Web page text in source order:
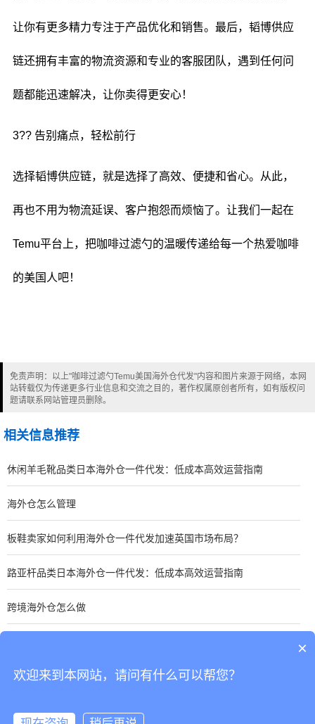
让你有更多精力专注于产品优化和销售。最后，韬博供应
链还拥有丰富的物流资源和专业的客服团队，遇到任何问
题都能迅速解决，让你卖得更安心！
3?? 告别痛点，轻松前行
选择韬博供应链，就是选择了高效、便捷和省心。从此，
再也不用为物流延误、客户抱怨而烦恼了。让我们一起在
Temu平台上，把咖啡过滤勺的温暖传递给每一个热爱咖啡
的美国人吧！
免责声明：以上"咖啡过滤勺Temu美国海外仓代发"内容和图片来源于网络，本网
站转载仅为传递更多行业信息和交流之目的，著作权属原创者所有，如有版权问
题请联系网站管理员删除。
相关信息推荐
休闲羊毛靴品类日本海外仓一件代发：低成本高效运营指南
海外仓怎么管理
板鞋卖家如何利用海外仓一件代发加速英国市场布局？
路亚杆品类日本海外仓一件代发：低成本高效运营指南
跨境海外仓怎么做
×
欢迎来到本网站，请问有什么可以帮您？